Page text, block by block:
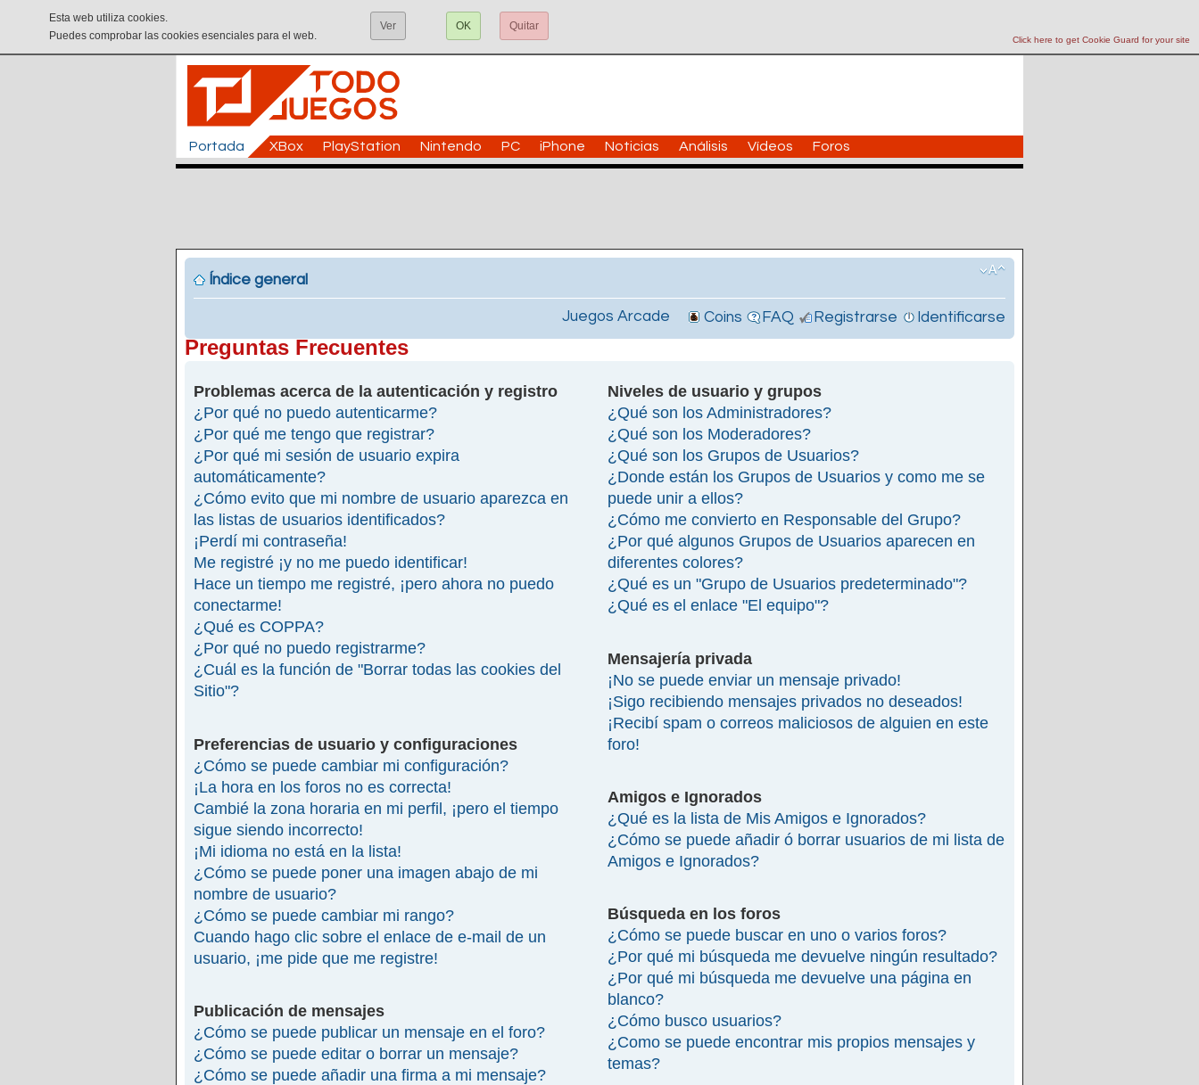
Click here to get Cookie Guard for your site
Esta web utiliza cookies.
Puedes comprobar las cookies esenciales para el web.
Ver OK Quitar
Portada XBox PlayStation Nintendo PC iPhone Noticias Análisis Vídeos Foros
Índice general
Juegos Arcade Coins FAQ Registrarse Identificarse
Preguntas Frecuentes
Problemas acerca de la autenticación y registro
¿Por qué no puedo autenticarme?
¿Por qué me tengo que registrar?
¿Por qué mi sesión de usuario expira
automáticamente?
¿Cómo evito que mi nombre de usuario aparezca en
las listas de usuarios identificados?
¡Perdí mi contraseña!
Me registré ¡y no me puedo identificar!
Hace un tiempo me registré, ¡pero ahora no puedo
conectarme!
¿Qué es COPPA?
¿Por qué no puedo registrarme?
¿Cuál es la función de "Borrar todas las cookies del
Sitio"?
Preferencias de usuario y configuraciones
¿Cómo se puede cambiar mi configuración?
¡La hora en los foros no es correcta!
Cambié la zona horaria en mi perfil, ¡pero el tiempo
sigue siendo incorrecto!
¡Mi idioma no está en la lista!
¿Cómo se puede poner una imagen abajo de mi
nombre de usuario?
¿Cómo se puede cambiar mi rango?
Cuando hago clic sobre el enlace de e-mail de un
usuario, ¡me pide que me registre!
Publicación de mensajes
¿Cómo se puede publicar un mensaje en el foro?
¿Cómo se puede editar o borrar un mensaje?
¿Cómo se puede añadir una firma a mi mensaje?
Niveles de usuario y grupos
¿Qué son los Administradores?
¿Qué son los Moderadores?
¿Qué son los Grupos de Usuarios?
¿Donde están los Grupos de Usuarios y como me se
puede unir a ellos?
¿Cómo me convierto en Responsable del Grupo?
¿Por qué algunos Grupos de Usuarios aparecen en
diferentes colores?
¿Qué es un "Grupo de Usuarios predeterminado"?
¿Qué es el enlace "El equipo"?
Mensajería privada
¡No se puede enviar un mensaje privado!
¡Sigo recibiendo mensajes privados no deseados!
¡Recibí spam o correos maliciosos de alguien en este
foro!
Amigos e Ignorados
¿Qué es la lista de Mis Amigos e Ignorados?
¿Cómo se puede añadir ó borrar usuarios de mi lista de
Amigos e Ignorados?
Búsqueda en los foros
¿Cómo se puede buscar en uno o varios foros?
¿Por qué mi búsqueda me devuelve ningún resultado?
¿Por qué mi búsqueda me devuelve una página en
blanco?
¿Cómo busco usuarios?
¿Como se puede encontrar mis propios mensajes y
temas?